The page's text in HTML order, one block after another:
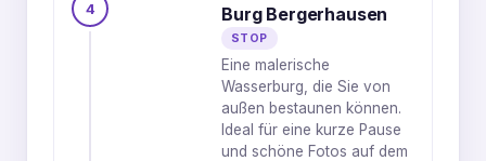
4 Burg Bergerhausen
STOP
Eine malerische
Wasserburg, die Sie von
außen bestaunen können.
Ideal für eine kurze Pause
und schöne Fotos auf dem